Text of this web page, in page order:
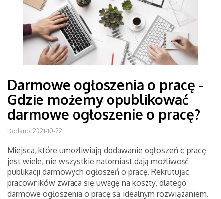
Darmowe ogłoszenia o pracę -
Gdzie możemy opublikować
darmowe ogłoszenie o pracę?
Dodano: 2021-10-22
Miejsca, które umożliwiają dodawanie ogłoszeń o pracę
jest wiele, nie wszystkie natomiast dają możliwość
publikacji darmowych ogłoszeń o pracę. Rekrutując
pracowników zwraca się uwagę na koszty, dlatego
darmowe ogłoszenia o pracę są idealnym rozwiązaniem.